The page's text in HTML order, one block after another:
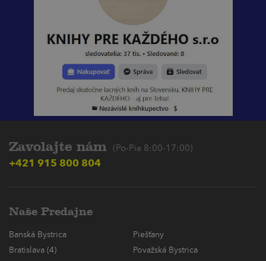
Zavolajte nám (Po-Pia 8:00-17:00)
+421 915 800 804
Naše Predajne
Banská Bystrica
Piešťany
Bratislava (4)
Považská Bystrica